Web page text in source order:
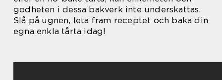
godheten i dessa bakverk inte underskattas.
Slå på ugnen, leta fram receptet och baka din
egna enkla tårta idag!